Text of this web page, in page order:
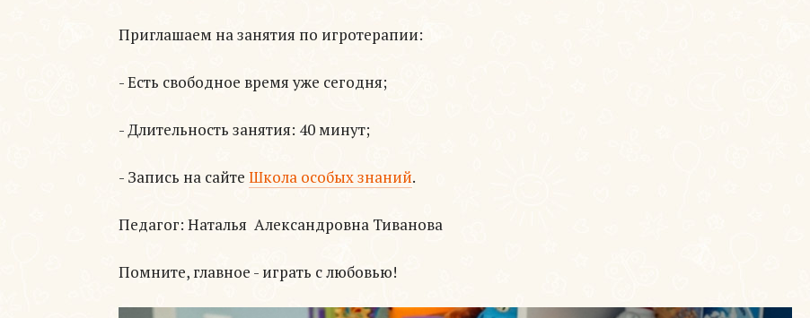
Приглашаем на занятия по игротерапии:
- Есть свободное время уже сегодня;
- Длительность занятия: 40 минут;
- Запись на сайте Школа особых знаний.
Педагог: Наталья Александровна Тиванова
Помните, главное - играть с любовью!